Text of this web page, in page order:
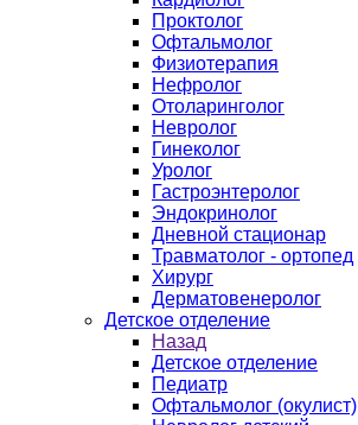
Проктолог
Офтальмолог
Физиотерапия
Нефролог
Отоларинголог
Невролог
Гинеколог
Уролог
Гастроэнтеролог
Эндокринолог
Дневной стационар
Травматолог - ортопед
Хирург
Дерматовенеролог
Детское отделение
Назад
Детское отделение
Педиатр
Офтальмолог (окулист)